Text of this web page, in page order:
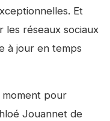
Et
les réseaux sociaux
à jour en temps
pour
Jouannet de